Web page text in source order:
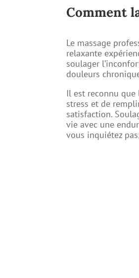
Comment
Le massage
relaxante
soulager
douleurs
Il est reconnu
stress et de
satisfaction.
vie avec une
vous inquiétez